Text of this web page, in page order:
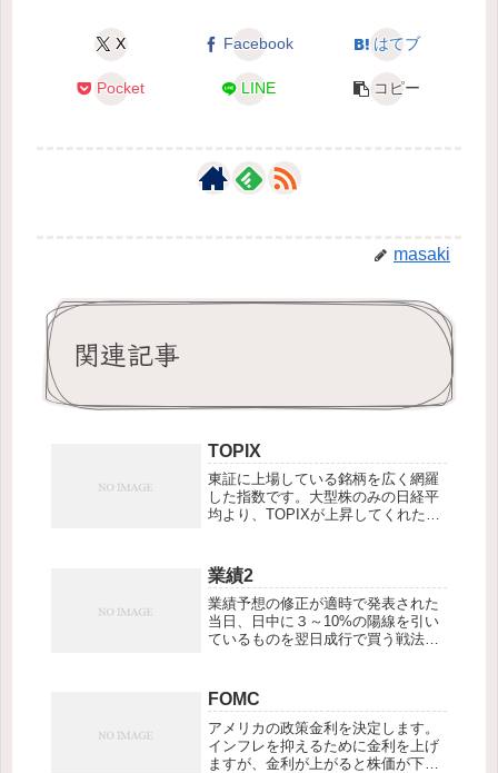
X Facebook はてブ
Pocket LINE コピー
masaki
関連記事
TOPIX
東証に上場している銘柄を広く網羅
した指数です。大型株のみの日経平
均より、TOPIXが上昇してくれた方
業績2
業績予想の修正が適時で発表された
当日、日中に３～10%の陽線を引い
ているものを翌日成行で買う戦法。
る日がある事を条件とする。優位性
期限は１か月。水ものなので美味し
いうちに（上...
FOMC
アメリカの政策金利を決定します。
インフレを抑えるために金利を上げ
ますが、金利が上がると株価が下が